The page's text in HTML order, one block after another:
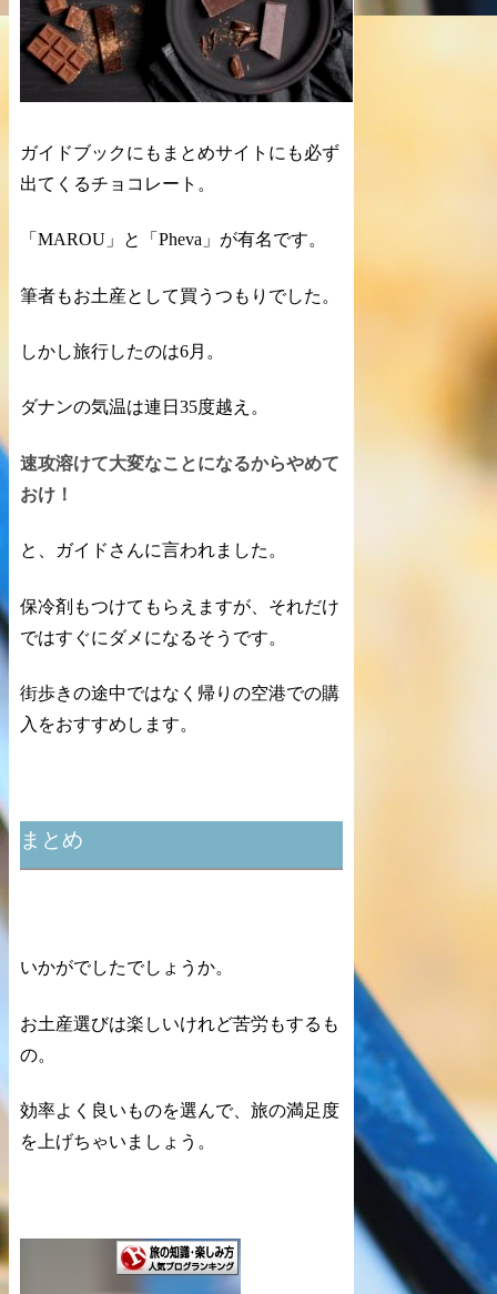
ガイドブックにもまとめサイトにも必ず
出てくるチョコレート。
「MAROU」と「Pheva」が有名です。
筆者もお土産として買うつもりでした。
しかし旅行したのは6月。
ダナンの気温は連日35度越え。
速攻溶けて大変なことになるからやめて
おけ！
と、ガイドさんに言われました。
保冷剤もつけてもらえますが、それだけ
ではすぐにダメになるそうです。
街歩きの途中ではなく 帰りの空港での購
入をおすすめします。
まとめ
いかがでしたでしょうか。
お土産選びは楽しいけれど苦労もするも
の。
効率よく良いものを選んで、 旅の満足度
を上げちゃいましょう。